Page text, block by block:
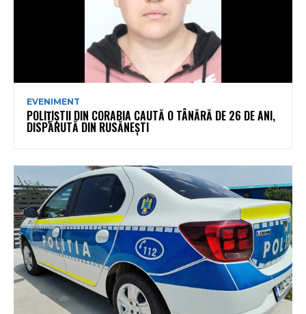
EVENIMENT
POLIȚIȘTII DIN CORABIA CAUTĂ O TÂNĂRĂ DE 26 DE ANI,
DISPĂRUTĂ DIN RUSĂNEȘTI